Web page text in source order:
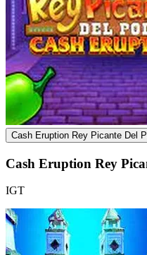
Cash Eruption Rey Picante Del
Cash Eruption Rey
IGT